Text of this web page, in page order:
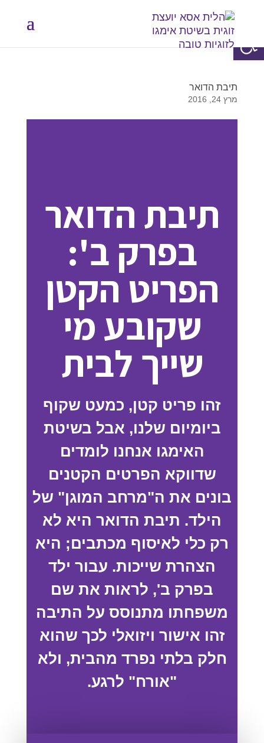
תיבת הדואר
מרץ 24, 2016
תיבת הדואר
בפרק ב':
הפריט הקטן
שקובע מי
שייך לבית
זהו פריט קטן, כמעט שקוף
ביומיום שלנו, אבל בשיטת
האימגו אנחנו לומדים
שדווקא הפרטים הקטנים
בונים את ה"מרחב המוגן" של
הילד. תיבת הדואר היא לא
רק כלי לאיסוף מכתבים; היא
הצהרת שייכות. עבור ילד
בפרק ב', לראות את שם
משפחתו מתנוסס על התיבה
זהו אישור ויזואלי לכך שהוא
חלק בלתי נפרד מהבית, ולא
"אורח" לרגע.
פתח סרגל נגישות